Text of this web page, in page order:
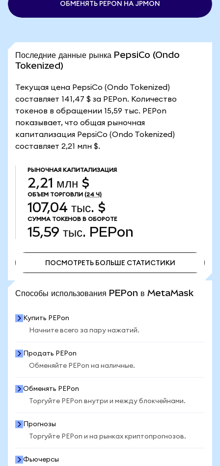
ОБМЕНЯТЬ PEPON НА JPMON
Последние данные рынка PepsiCo (Ondo
Tokenized)
Текущая цена PepsiCo (Ondo Tokenized)
составляет 141,47 $ за PEPon. Количество
токенов в обращении 15,59 тыс. PEPon
показывает, что общая рыночная
капитализация PepsiCo (Ondo Tokenized)
составляет 2,21 млн $.
РЫНОЧНАЯ КАПИТАЛИЗАЦИЯ
2,21 млн $
ОБЪЕМ ТОРГОВЛИ (24 Ч)
107,04 тыс. $
СУММА ТОКЕНОВ В ОБОРОТЕ
15,59 тыс. PEPon
ПОСМОТРЕТЬ БОЛЬШЕ СТАТИСТИКИ
Способы использования PEPon в MetaMask
Купить PEPon
Начните всего за пару нажатий.
Продать PEPon
Обменяйте PEPon на наличные.
Обменять PEPon
Торгуйте PEPon внутри и между блокчейнами.
Прогнозы
Торгуйте PEPon и на рынках криптопрогнозов.
Фьючерсы